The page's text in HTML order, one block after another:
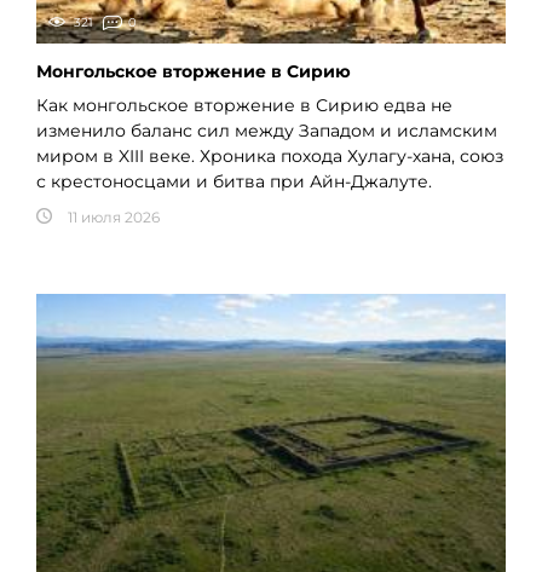
321 0
Монгольское вторжение в Сирию
Как монгольское вторжение в Сирию едва не
изменило баланс сил между Западом и исламским
миром в XIII веке. Хроника похода Хулагу-хана, союз
с крестоносцами и битва при Айн-Джалуте.
11 июля 2026